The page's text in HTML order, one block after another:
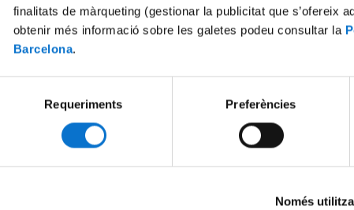
finalitats de màrqueting (gestionar la publicitat que s’ofereix
obtenir més informació sobre les galetes podeu consultar la
Barcelona.
consentiment
Requeriments Preferències
Només